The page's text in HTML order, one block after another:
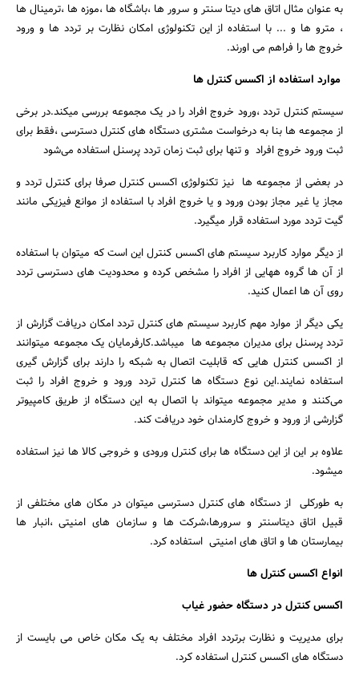
جستجو
به عنوان مثال اتاق های دیتا سنتر و سرور ها ،باشگاه ها ،موزه ها ،ترمینال ها
، مترو ها و ... با استفاده از این تکنولوژی امکان نظارت بر تردد ها و ورود
خروج ها را فراهم می اورند.
موارد استفاده از اکسس کنترل ها
سیستم کنترل تردد ،ورود خروج افراد را در یک مجموعه بررسی میکند.در برخی
از مجموعه ها بنا به درخواست مشتری دستگاه های کنترل دسترسی ،فقط برای
ثبت ورود خروج افراد و تنها برای ثبت زمان تردد پرسنل استفاده می‌شود
در بعضی از مجموعه ها نیز تکنولوژی اکسس کنترل صرفا برای کنترل تردد و
مجاز یا غیر مجاز بودن ورود و یا خروج افراد با استفاده از موانع فیزیکی مانند
گیت تردد مورد استفاده قرار میگیرد.
از دیگر موارد کاربرد سیستم های اکسس کنترل این است که میتوان با استفاده
از آن ها گروه ههایی از افراد را مشخص کرده و محدودیت های دسترسی تردد
روی آن ها اعمال کنید.
یکی دیگر از موارد مهم کاربرد سیستم های کنترل تردد امکان دریافت گزارش از
تردد پرسنل برای مدیران مجموعه ها میباشد.کارفرمایان یک مجموعه میتوانند
از اکسس کنترل هایی که قابلیت اتصال به شبکه را دارند برای گزارش گیری
استفاده نمایند.این نوع دستگاه ها کنترل تردد ورود و خروج افراد را ثبت
می‌کنند و مدیر مجموعه میتواند با اتصال به این دستگاه از طریق کامپیوتر
گزارشی از ورود و خروج کارمندان خود دریافت کند.
علاوه بر این از این دستگاه ها برای کنترل ورودی و خروجی کالا ها نیز استفاده
میشود.
به طورکلی از دستگاه های کنترل دسترسی میتوان در مکان های مختلفی از
قبیل اتاق دیتاسنتر و سرورها،شرکت ها و سازمان های امنیتی ،انبار ها
بیمارستان ها و اتاق های امنیتی استفاده کرد.
انواع اکسس کنترل ها
اکسس کنترل در دستگاه حضور غیاب
برای مدیریت و نظارت برتردد افراد مختلف به یک مکان خاص می بایست از
دستگاه های اکسس کنترل استفاده کرد.